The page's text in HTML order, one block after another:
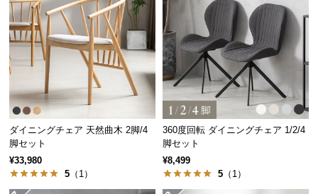
い
て
に
つ
い
会
員
ダイニングチェア 天然曲木 2脚/4
脚セット
¥33,980
5 （1）
360度回転 ダイニングチェア 1/2/4
脚セット
¥8,499
5 （1）